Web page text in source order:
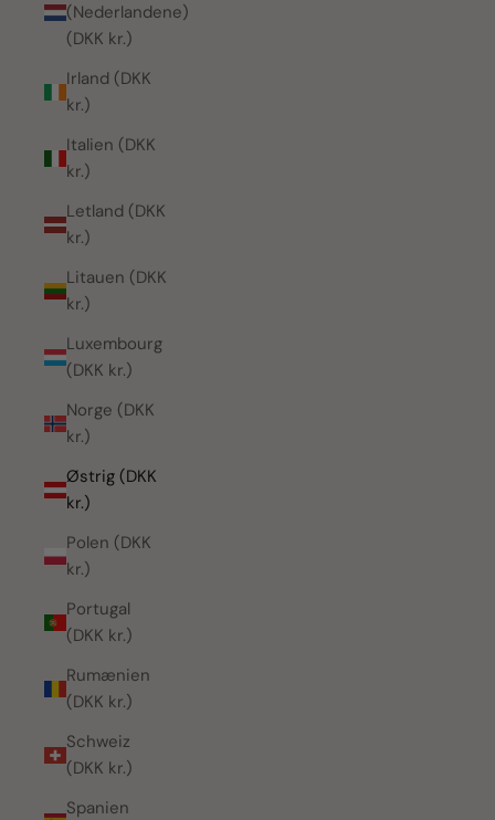
(Nederlandene)
(DKK kr.)
Irland (DKK
kr.)
Italien (DKK
kr.)
Letland (DKK
kr.)
Litauen (DKK
kr.)
Luxembourg
(DKK kr.)
Norge (DKK
kr.)
Østrig (DKK
kr.)
Polen (DKK
kr.)
Portugal
(DKK kr.)
Rumænien
(DKK kr.)
Schweiz
(DKK kr.)
Spanien